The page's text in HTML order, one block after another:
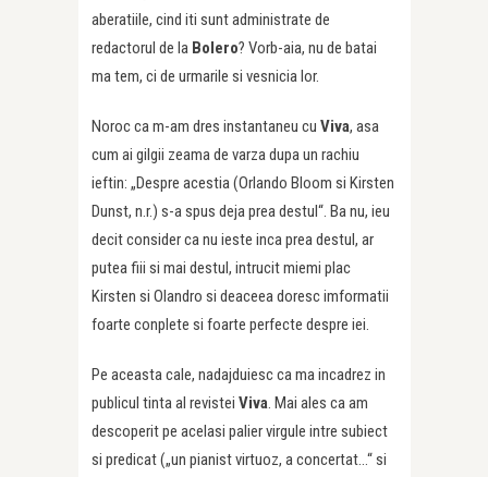
aberatiile, cind iti sunt administrate de
redactorul de la Bolero? Vorb-aia, nu de batai
ma tem, ci de urmarile si vesnicia lor.
Noroc ca m-am dres instantaneu cu Viva, asa
cum ai gilgii zeama de varza dupa un rachiu
ieftin: „Despre acestia (Orlando Bloom si Kirsten
Dunst, n.r.) s-a spus deja prea destul“. Ba nu, ieu
decit consider ca nu ieste inca prea destul, ar
putea fiii si mai destul, intrucit miemi plac
Kirsten si Olandro si deaceea doresc imformatii
foarte conplete si foarte perfecte despre iei.
Pe aceasta cale, nadajduiesc ca ma incadrez in
publicul tinta al revistei Viva. Mai ales ca am
descoperit pe acelasi palier virgule intre subiect
si predicat („un pianist virtuoz, a concertat…“ si